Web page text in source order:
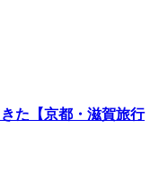
た【京都・滋賀旅行